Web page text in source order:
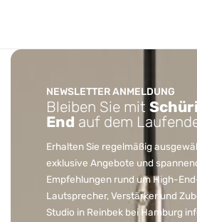
NEWSLETTER ANMELDUNG
Bleiben Sie mit
End auf dem
Erhalten Sie regelmäßig
exklusive Angebote und
Empfehlungen rund um High-
Lautsprecher, Verstärker und
Studio in Reinbek bei Hamburg